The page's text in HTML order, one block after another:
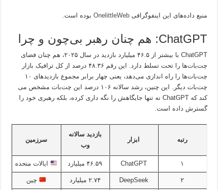
منبع داده‌های این اینفوگرافیOnelittleWeb بوده است.
ChatGPT: هم چنان رهبر بی‌چون و چرا
ChatGPT با بیشتر از ۴۶.۵ میلیارد بازدید در سال ۲۰۲۵، هم چنان فضای
چت‌بات‌ها را تحت تسلط دارد. این رقم ۴۸.۳۶ درصد از کل ترافیک بازار
چت‌بات‌ها را راه اندازی می‌دهد، یعنی چهار برابر مجموع بازدیدهای ۱۰
چت‌بات دیگر. این چنین، رشد سالانه ۱۰۶ درصد این چت‌بات مشخص می
کند که ChatGPT نه تنها جایگاهش را نگه داری کرده، بلکه رهبری خود را
گسترش داده است.
رتبه ابزار
بازدید سالانه
وب
سرزمین
۱ ChatGPT ۴۶.۵۹ میلیارد ایالات متحده
۲ DeepSeek ۲.۷۴ میلیارد چین